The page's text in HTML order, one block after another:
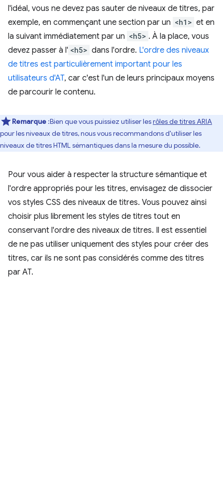
l'idéal, vous ne devez pas sauter de niveaux de titres, par
exemple, en commençant une section par un <h1> et en
la suivant immédiatement par un <h5> . À la place, vous
devez passer à l' <h5> dans l'ordre. L'ordre des niveaux
de titres est particulièrement important pour les
utilisateurs d'AT, car c'est l'un de leurs principaux moyens
de parcourir le contenu.
Remarque :Bien que vous puissiez utiliser lesrôles de titres ARIA
pour les niveaux de titres, nous vous recommandons d'utiliser les
niveaux de titres HTML sémantiques dans la mesure du possible.
Pour vous aider à respecter la structure sémantique et
l'ordre appropriés pour les titres, envisagez de dissocier
vos styles CSS des niveaux de titres. Vous pouvez ainsi
choisir plus librement les styles de titres tout en
conservant l'ordre des niveaux de titres. Il est essentiel
de ne pas utiliser uniquement des styles pour créer des
titres, car ils ne sont pas considérés comme des titres
par AT.